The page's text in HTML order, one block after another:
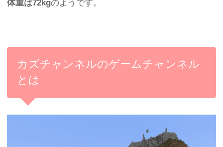
体重は72kgのようです。
カズチャンネルのゲームチャンネル
とは